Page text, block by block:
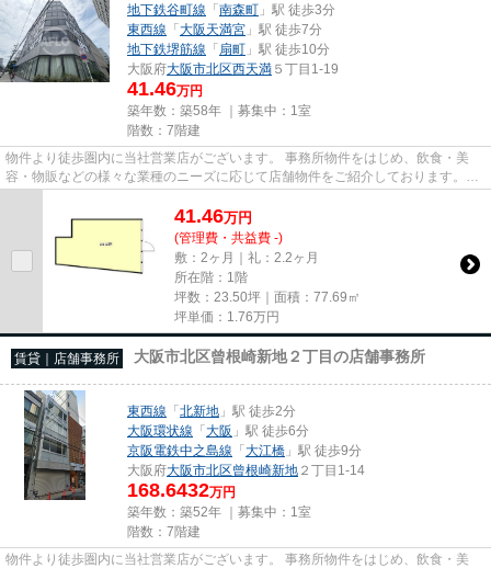
地下鉄谷町線 「南森町 」駅 徒歩3分
東西線 「大阪天満宮 」駅 徒歩7分
地下鉄堺筋線 「扇町 」駅 徒歩10分
大阪府大阪市北区西天満 ５丁目1-19
41.46万円
築年数：築58年 ｜募集中： 1室
階数：7階建
物件より徒歩圏内に当社営業店がございます。 事務所物件をはじめ、飲食・美
容・物販などの様々な業種のニーズに応じて店舗物件をご紹介しております。
尚、弊社ではおとり広告は一切...
41.46万円
(管理費・共益費 -)
敷：2ヶ月｜礼：2.2ヶ月
所在階：1階
坪数：23.50坪｜面積：77.69㎡
坪単価： 1.76万円
賃貸｜店舗事務所 大阪市北区曾根崎新地２丁目の店舗事務所
東西線 「北新地 」駅 徒歩2分
大阪環状線 「大阪 」駅 徒歩6分
京阪電鉄中之島線 「大江橋 」駅 徒歩9分
大阪府大阪市北区曾根崎新地 ２丁目1-14
168.6432万円
築年数：築52年 ｜募集中： 1室
階数：7階建
物件より徒歩圏内に当社営業店がございます。 事務所物件をはじめ、飲食・美